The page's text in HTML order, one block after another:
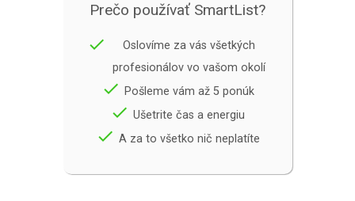
Prečo používať SmartList?
done
Oslovíme za vás všetkých
profesionálov vo vašom okolí
done Pošleme vám až 5 ponúk
done Ušetrite čas a energiu
done A za to všetko nič neplatíte